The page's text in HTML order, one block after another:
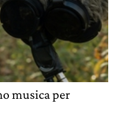
musica per